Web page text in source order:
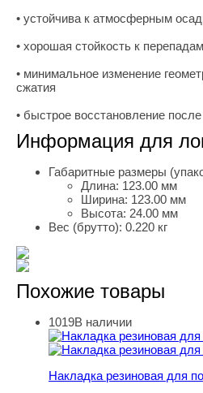
• устойчива к атмосферным
• хорошая стойкость к
• минимальное изменение
сжатия
• быстрое восстановление после
Информация для
Габаритные размеры
Длина: 123.00 мм
Ширина: 123.00 мм
Высота: 24.00 мм
Вес (брутто): 0.220 кг
Похожие товары
Накладка резиновая для
1019В наличии
Накладка резиновая для